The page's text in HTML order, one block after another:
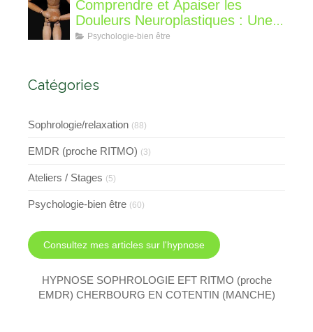
Comprendre et Apaiser les
Douleurs Neuroplastiques : Une
Approche avec l'Hypnose,
Psychologie-bien être
Catégories
Sophrologie/relaxation (88)
EMDR (proche RITMO) (3)
Ateliers / Stages (5)
Psychologie-bien être (60)
Consultez mes articles sur l'hypnose
HYPNOSE SOPHROLOGIE EFT RITMO (proche
EMDR) CHERBOURG EN COTENTIN (MANCHE)